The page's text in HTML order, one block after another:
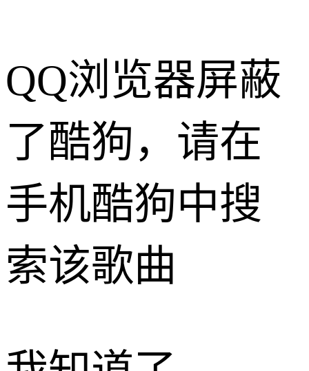
QQ浏览器屏蔽
了酷狗，请在
手机酷狗中搜
索该歌曲